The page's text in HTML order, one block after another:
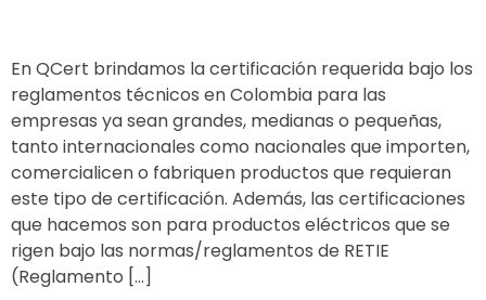
En QCert brindamos la certificación requerida bajo los
reglamentos técnicos en Colombia para las
empresas ya sean grandes, medianas o pequeñas,
tanto internacionales como nacionales que importen,
comercialicen o fabriquen productos que requieran
este tipo de certificación. Además, las certificaciones
que hacemos son para productos eléctricos que se
rigen bajo las normas/reglamentos de RETIE
(Reglamento […]